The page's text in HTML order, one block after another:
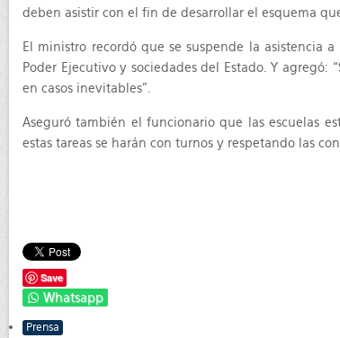
deben asistir con el fin de desarrollar el esquema
El ministro recordó que se suspende la asistencia
Poder Ejecutivo y sociedades del Estado. Y
en casos inevitables”.
Aseguró también el funcionario que las escuelas
estas tareas se harán con turnos y respetando las
Save
Whatsapp
Prensa